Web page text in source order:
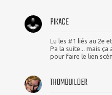
PIKACE
Lu les #1 liés au 2e
Pa la suite... mais
pour faire le lien
THOMBUILDER